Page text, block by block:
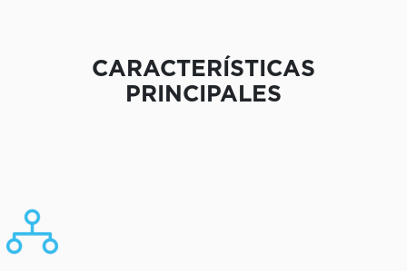
CARACTERÍSTICAS
PRINCIPALES